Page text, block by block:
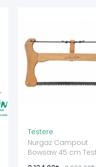
Testere
Nurgaz Campout
Bowsaw 45 cm